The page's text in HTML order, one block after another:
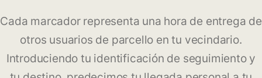
Cada marcador representa una hora de entrega de
otros usuarios de parcello en tu vecindario.
Introduciendo tu identificación de seguimiento y